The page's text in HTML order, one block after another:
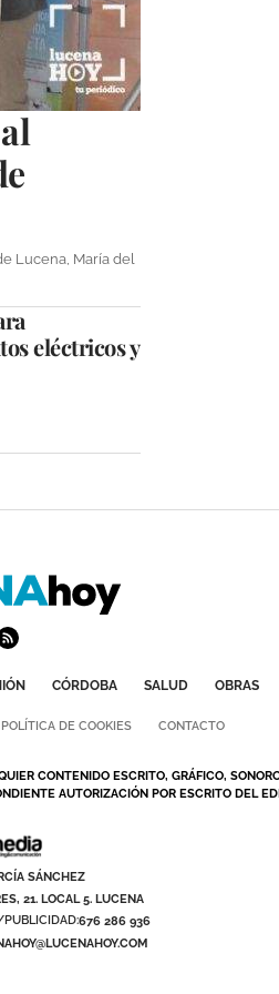
Lucena, María del
eléctricos y
CÓRDOBA SALUD OBRAS
POLÍTICA DE COOKIES CONTACTO
CONTENIDO ESCRITO, GRÁFICO,
AUTORIZACIÓN POR ESCRITO DEL
SÁNCHEZ
21. LOCAL 5. LUCENA
676 286 936